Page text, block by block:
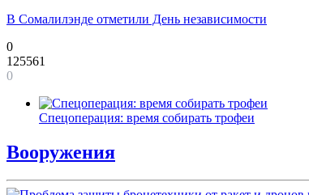
В Сомалилэнде отметили День независимости
0
125561
0
Спецоперация: время собирать трофеи
Вооружения